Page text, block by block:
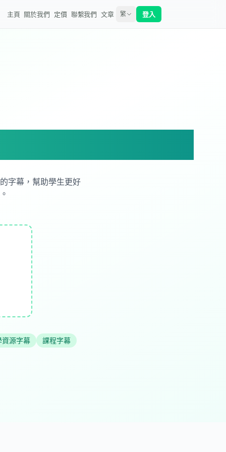
主頁 關於我們 定價 聯繫我們 文章 繁 登入
字幕，幫助學生更好
資源字幕 課程字幕